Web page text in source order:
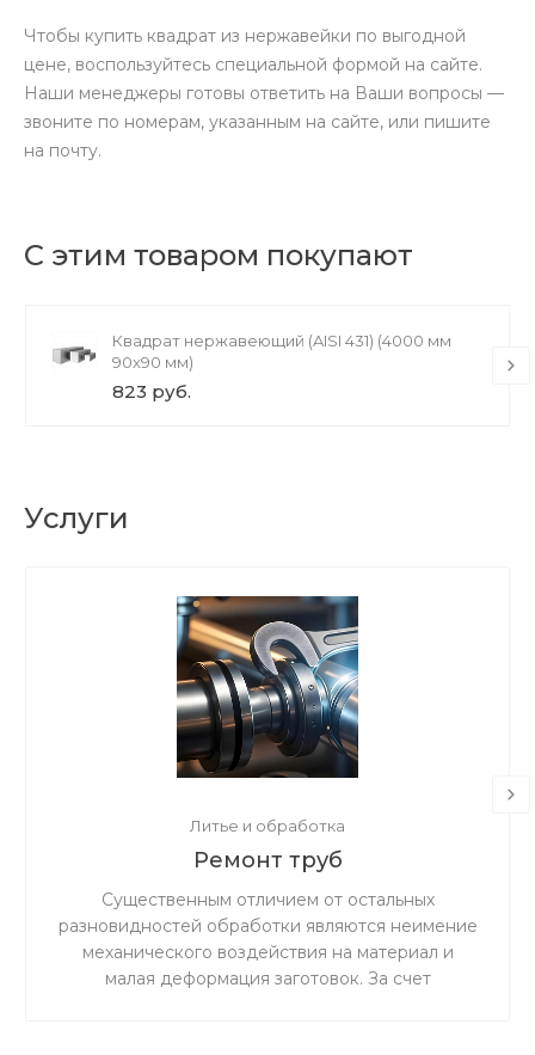
Чтобы купить квадрат из нержавейки по выгодной
цене, воспользуйтесь специальной формой на сайте.
Наши менеджеры готовы ответить на Ваши вопросы —
звоните по номерам, указанным на сайте, или пишите
на почту.
С этим товаром покупают
Квадрат нержавеющий (AISI 431) (4000 мм
90x90 мм)
823 руб.
Услуги
Литье и обработка
Ремонт труб
Существенным отличием от остальных
разновидностей обработки являются неимение
механического воздействия на материал и
малая деформация заготовок. За счет